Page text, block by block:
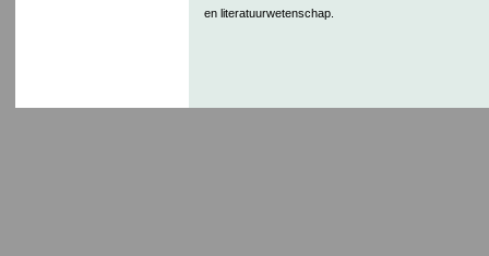
en literatuurwetenschap.